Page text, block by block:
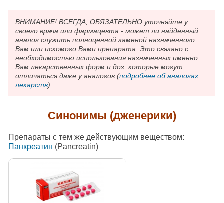
ВНИМАНИЕ! ВСЕГДА, ОБЯЗАТЕЛЬНО уточняйте у
своего врача или фармацевта - может ли найденный
аналог служить полноценной заменой назначенного
Вам или искомого Вами препарата. Это связано с
необходимостью использования назначенных именно
Вам лекарственных форм и доз, которые могут
отличаться даже у аналогов (подробнее об аналогах
лекарств).
Синонимы (дженерики)
Препараты с тем же действующим веществом:
Панкреатин (Pancreatin)